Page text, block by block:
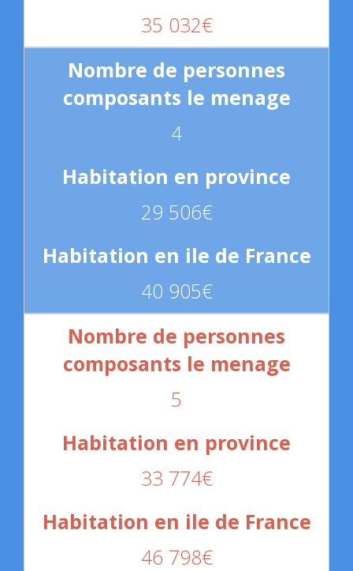
35 032€
4
29 506€
40 905€
5
33 774€
46 798€